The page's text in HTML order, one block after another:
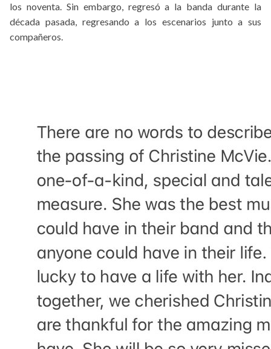
los noventa. Sin embargo, regresó a la banda durante la
década pasada, regresando a los escenarios junto a sus
compañeros.